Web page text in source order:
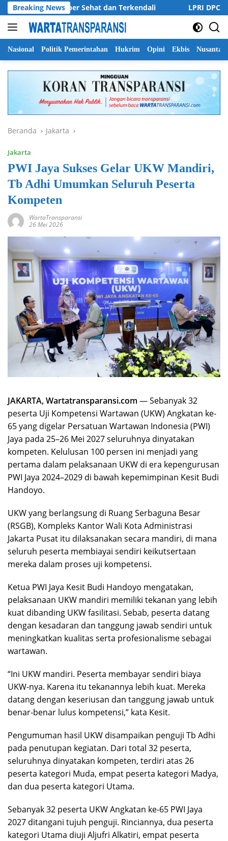
Langsung
ke
konten
Breaking News
Jember Sehat dan Terkendali LPRI DPC
Nasional Politik Pemerintahan Hukrim Opini Ekbis Nusantara
Beranda Jakarta
Jakarta
PWI Jaya Sukses Gelar UKW Mandiri,
Tb Adhi Umumkan Seluruh Peserta
Kompeten
WartaTransparansi
26 Mei 2026
JAKARTA, Wartatransparansi.com — Sebanyak 32
peserta Uji Kompetensi Wartawan (UKW) Angkatan ke-
65 yang digelar Persatuan Wartawan Indonesia (PWI)
Jaya pada 25–26 Mei 2027 seluruhnya dinyatakan
kompeten. Kelulusan 100 persen ini menjadi yang
pertama dalam pelaksanaan UKW di era kepengurusan
PWI Jaya 2024–2029 di bawah kepemimpinan Kesit Budi
Handoyo.
UKW yang berlangsung di Ruang Serbaguna Besar
(RSGB), Kompleks Kantor Wali Kota Administrasi
Jakarta Pusat itu dilaksanakan secara mandiri, di mana
seluruh peserta membiayai sendiri keikutsertaan
mereka dalam proses uji kompetensi.
Ketua PWI Jaya Kesit Budi Handoyo mengatakan,
pelaksanaan UKW mandiri memiliki tekanan yang lebih
kuat dibanding UKW fasilitasi. Sebab, peserta datang
dengan kesadaran dan tanggung jawab sendiri untuk
meningkatkan kualitas serta profesionalisme sebagai
wartawan.
“Ini UKW mandiri. Peserta membayar sendiri biaya
UKW-nya. Karena itu tekanannya lebih kuat. Mereka
datang dengan keseriusan dan tanggung jawab untuk
benar-benar lulus kompetensi,” kata Kesit.
Pengumuman hasil UKW disampaikan penguji Tb Adhi
pada penutupan kegiatan. Dari total 32 peserta,
seluruhnya dinyatakan kompeten, terdiri atas 26
peserta kategori Muda, empat peserta kategori Madya,
dan dua peserta kategori Utama.
Sebanyak 32 peserta UKW Angkatan ke-65 PWI Jaya
2027 ditangani tujuh penguji. Rinciannya, dua peserta
kategori Utama diuji Aljufri Alkatiri, empat peserta